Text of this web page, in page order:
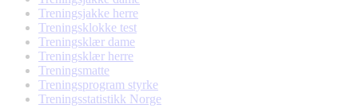
Treningsjakke herre
Treningsklokke test
Treningsklær dame
Treningsklær herre
Treningsmatte
Treningsprogram styrke
Treningsstatistikk Norge